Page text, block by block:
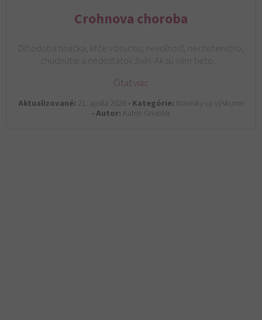
Crohnova choroba
Dlhodobá hnačka, kŕče v bruchu, nevoľnosť, nechutenstvo,
chudnutie a nedostatok živín. Ak sú vám tieto…
Čítať viac
Aktualizované: 21. apríla 2026 •Kategórie: Novinky vo výskume
•Autor: Katrin Griebler